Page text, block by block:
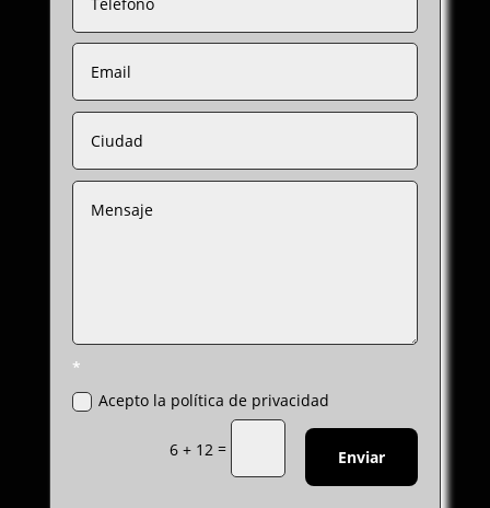
*
Acepto la política de privacidad
6 + 12 = Enviar